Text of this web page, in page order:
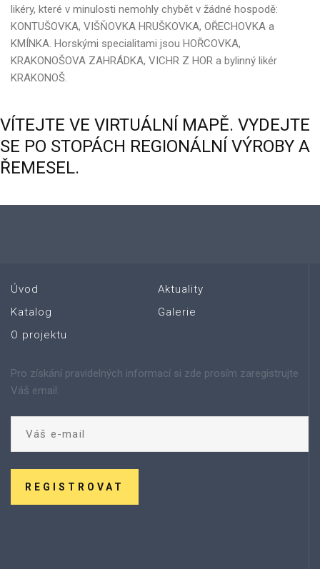
likéry, které v minulosti nemohly chybět v žádné hospodě:
KONTUŠOVKA, VIŠŇOVKA HRUŠKOVKA, OŘECHOVKA a
KMÍNKA. Horskými specialitami jsou HOŘCOVKA,
KRAKONOŠOVA ZAHRÁDKA, VICHR Z HOR a bylinný likér
KRAKONOŠ.
VÍTEJTE VE VIRTUÁLNÍ MAPĚ. VYDEJTE
SE PO STOPÁCH REGIONÁLNÍ VÝROBY A
ŘEMESEL.
Úvod
Katalog
O projektu
Aktuality
Galerie
Pro získání pravidelných informací si zde prosím zaregistrujte
Váš email:
REGISTROVAT